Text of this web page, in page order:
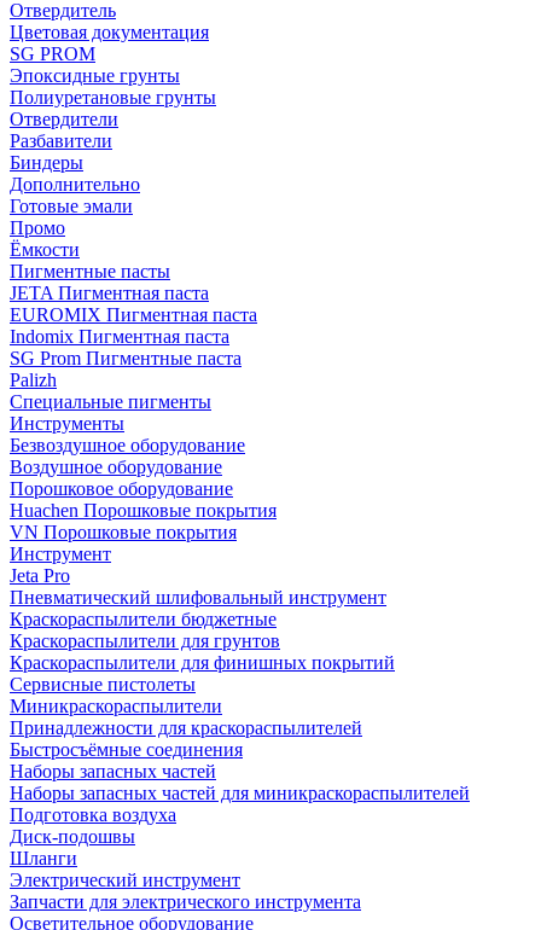
Отвердитель
Цветовая документация
SG PROM
Эпоксидные грунты
Полиуретановые грунты
Отвердители
Разбавители
Биндеры
Дополнительно
Готовые эмали
Промо
Ёмкости
Пигментные пасты
JETA Пигментная паста
EUROMIX Пигментная паста
Indomix Пигментная паста
SG Prom Пигментные паста
Palizh
Специальные пигменты
Инструменты
Безвоздушное оборудование
Воздушное оборудование
Порошковое оборудование
Huachen Порошковые покрытия
VN Порошковые покрытия
Инструмент
Jeta Pro
Пневматический шлифовальный инструмент
Краскораспылители бюджетные
Краскораспылители для грунтов
Краскораспылители для финишных покрытий
Сервисные пистолеты
Миникраскораспылители
Принадлежности для краскораспылителей
Быстросъёмные соединения
Наборы запасных частей
Наборы запасных частей для миникраскораспылителей
Подготовка воздуха
Диск-подошвы
Шланги
Электрический инструмент
Запчасти для электрического инструмента
Осветительное оборудование